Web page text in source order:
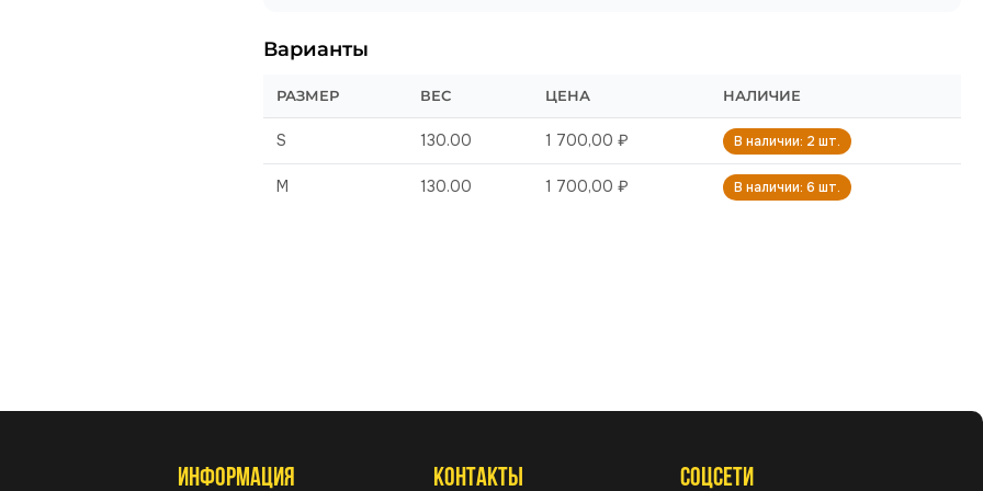
Варианты
РАЗМЕР ВЕС ЦЕНА НАЛИЧИЕ
S 130.00 1 700,00 ₽ В наличии: 2 шт.
M 130.00 1 700,00 ₽ В наличии: 6 шт.
ИНФОРМАЦИЯ КОНТАКТЫ СОЦСЕТИ